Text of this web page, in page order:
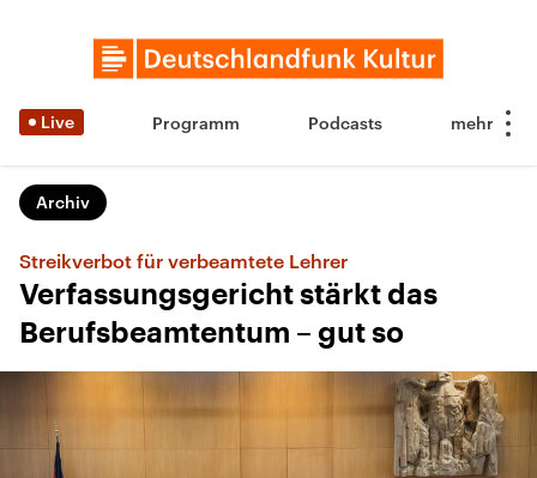
Live Programm Podcasts
Archiv
Streikverbot für verbeamtete Lehrer
Verfassungsgericht stärkt das
Berufsbeamtentum – gut so